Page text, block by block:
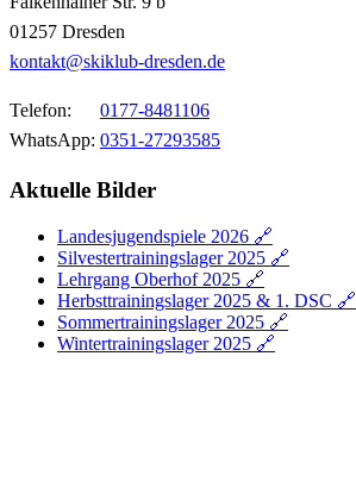
01257 Dresden
kontakt@skiklub-dresden.de
Telefon: 0177-8481106
WhatsApp: 0351-27293585
Aktuelle Bilder
Landesjugendspiele 2026 🔗
Silvestertrainingslager 2025 🔗
Lehrgang Oberhof 2025 🔗
Herbsttrainingslager 2025 & 1. DSC 🔗
Sommertrainingslager 2025 🔗
Wintertrainingslager 2025 🔗